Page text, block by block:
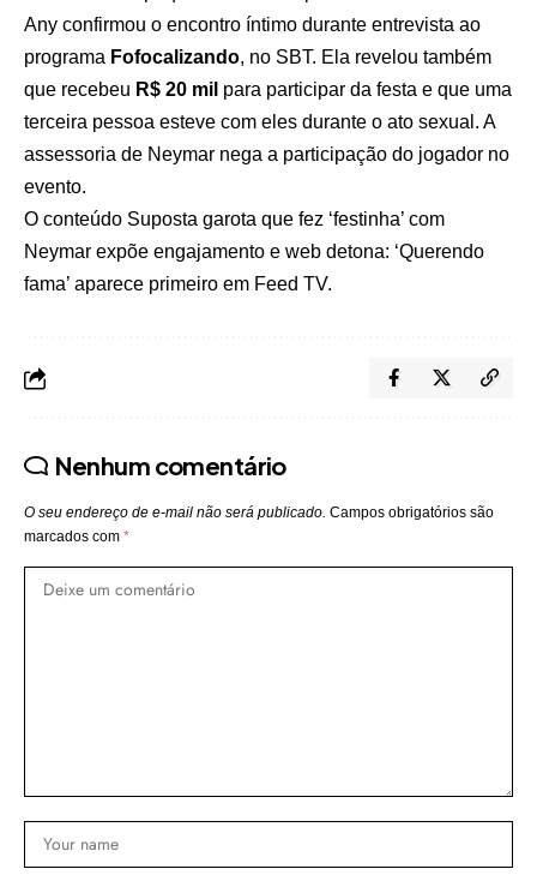
Any confirmou o encontro íntimo durante entrevista ao
programa Fofocalizando, no SBT. Ela revelou também
que recebeu R$ 20 mil para participar da festa e que uma
terceira pessoa esteve com eles durante o ato sexual. A
assessoria de Neymar nega a participação do jogador no
evento.
O conteúdo Suposta garota que fez ‘festinha’ com
Neymar expõe engajamento e web detona: ‘Querendo
fama’ aparece primeiro em Feed TV.
Nenhum comentário
O seu endereço de e-mail não será publicado. Campos obrigatórios são
marcados com *